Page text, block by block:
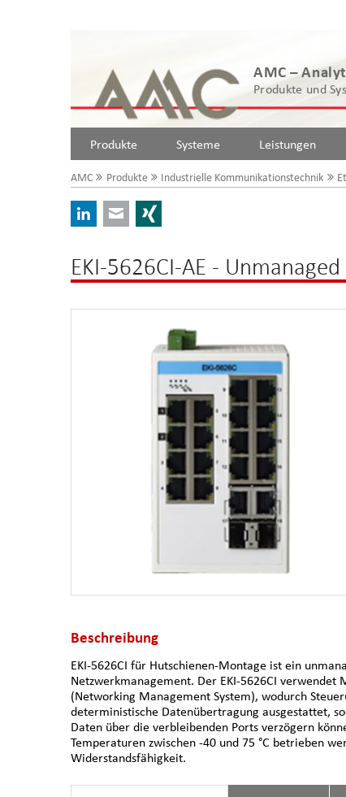
AMC –
Produkte und
Produkte Systeme Leistungen
AMC Produkte Industrielle Kommunikationstechnik
LinkedInE-mail
EKI-5626CI-AE -
Beschreibung
EKI-5626CI für Hutschienen-Montage ist ein
Netzwerkmanagement. Der EKI-5626CI verwendet
(Networking Management System), wodurch
deterministische Datenübertragung ausgestattet,
Daten über die verbleibenden Ports verzögern
Temperaturen zwischen -40 und 75 °C betrieben
Widerstandsfähigkeit.